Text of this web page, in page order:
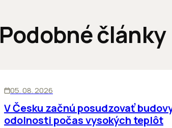
Podobné články
05. 08. 2026
V Česku začnú posudzovať
odolnosti počas vysokých teplôt